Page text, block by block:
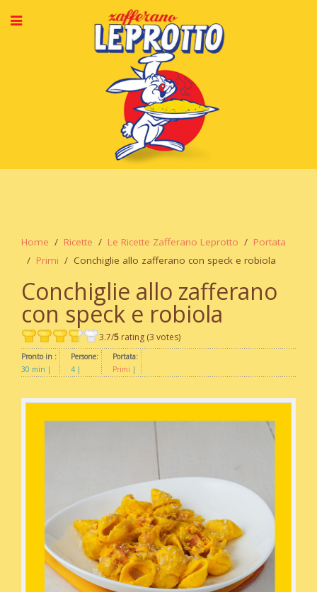
Home Ricette Le Ricette Zafferano Leprotto
Portata
Primi
Conchiglie allo zafferano con speck e robiola
Conchiglie allo zafferano
con speck e robiola
3.7/5 rating (3 votes)
Pronto in :
30 min
Persone:
4
Portata:
Primi